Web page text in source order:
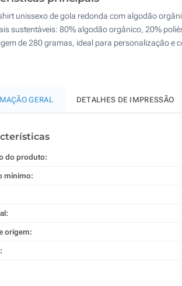
unissexo de gola redonda com algodão
sustentáveis: 80% algodão orgânico, 20%
de 280 gramas, ideal para personalização e
GERAL DETALHES DE IMPRESSÃO
do produto:
mínimo:
origem: